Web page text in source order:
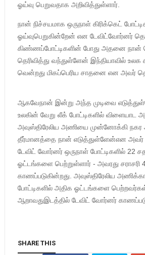
ஓய்வு பெறுவதாக அறிவித்துள்ளார்.
நான் நிச்சயமாக ஒருநாள் கிரிக்கெட்
ஓய்வுபெறுகின்றேன் என டேவிட்வோர்னர்
கிண்ணப்போட்டிகளின் போது அதனை நான்
தெரிவித்து வந்துள்ளேன் இந்தியாவில்
வென்றது மிகப்பெரிய சாதனை என அவர்
ஆகவேநான் இன்று அந்த முடிவை
உலகின் வேறு லீக் போட்டிகளில் விளையாட
அவுஸ்திரேலிய அணியை முன்னோக்கி நகர
தீர்மானத்தை நான் எடுத்துள்ளேன்என அவர்
டேவிட் வோர்னர் ஒருநாள் போட்டிகளில் 22
ஓட்டங்களை பெற்றுள்ளார் - அவரது சராசரி
காணப்படுகின்றது. அவுஸ்திரேலிய
போட்டிகளில் அதிக ஓட்டங்களை பெற்றவர்கள்
ஆறாவதுஇடத்தில் டேவிட் வோர்னர்
SHARE THIS